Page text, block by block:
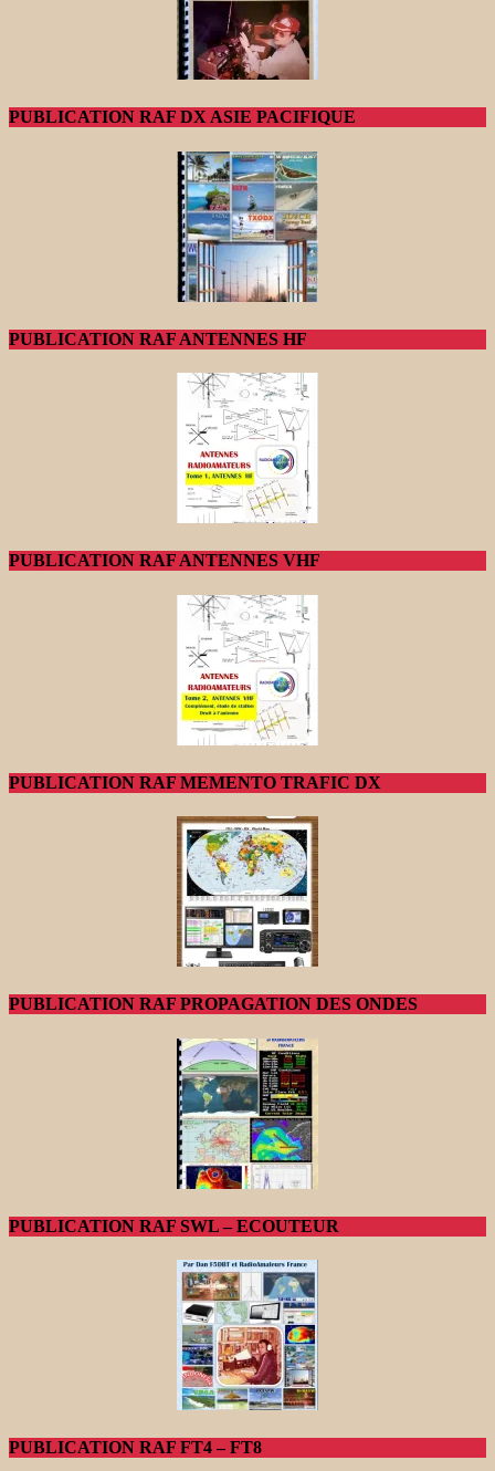
PUBLICATION RAF DX ASIE PACIFIQUE
PUBLICATION RAF ANTENNES HF
PUBLICATION RAF ANTENNES VHF
PUBLICATION RAF MEMENTO TRAFIC DX
PUBLICATION RAF PROPAGATION DES ONDES
PUBLICATION RAF SWL – ECOUTEUR
PUBLICATION RAF FT4 – FT8